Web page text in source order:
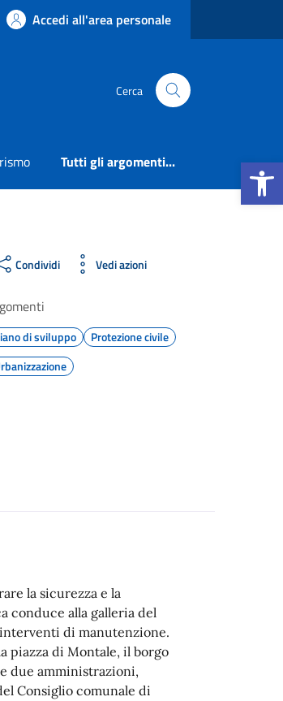
Apri la
Accedi all'area personale
Cerca
Tutti gli argomenti...
Condividi Vedi azioni
di sviluppo
Protezione civile
la sicurezza e la
conduce alla galleria del
di manutenzione.
piazza di Montale, il borgo
due amministrazioni,
Consiglio comunale di